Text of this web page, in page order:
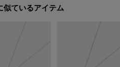
ショップ検索でご確認お願い致しま
お問合せ下さい。
似ているアイテム